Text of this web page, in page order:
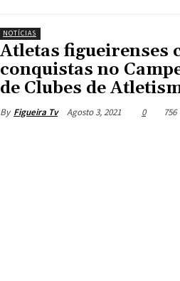
NOTÍCIAS
Atletas figueirenses
conquistas no
de Clubes de
By Figueira Tv Agosto 3, 2021 0 756